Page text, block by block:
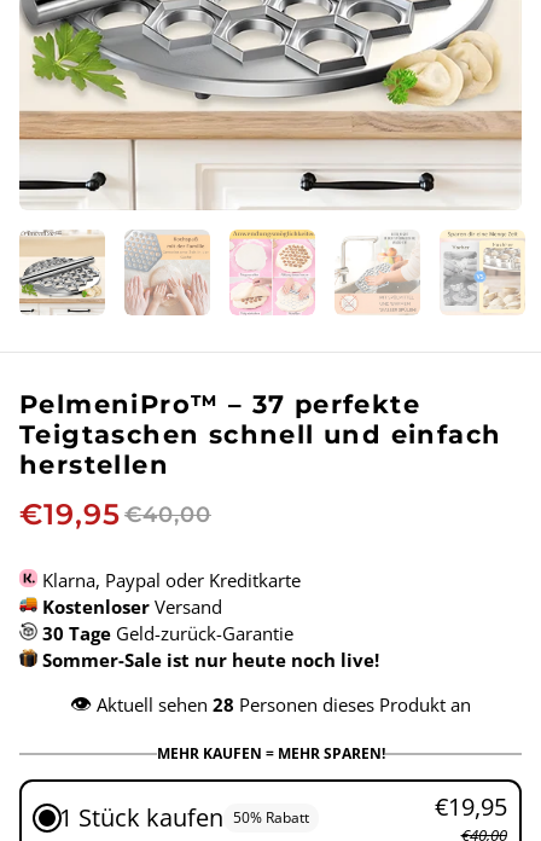
PelmeniPro™ – 37 perfekte
Teigtaschen schnell und einfach
herstellen
€19,95€40,00
Klarna, Paypal oder Kreditkarte
Kostenloser Versand
30 Tage Geld-zurück-Garantie
Sommer-Sale ist nur heute noch live!
👁️ Aktuell sehen 28 Personen dieses Produkt an
MEHR KAUFEN = MEHR SPAREN!
1 Stück kaufen 50% Rabatt €19,95
€40,00